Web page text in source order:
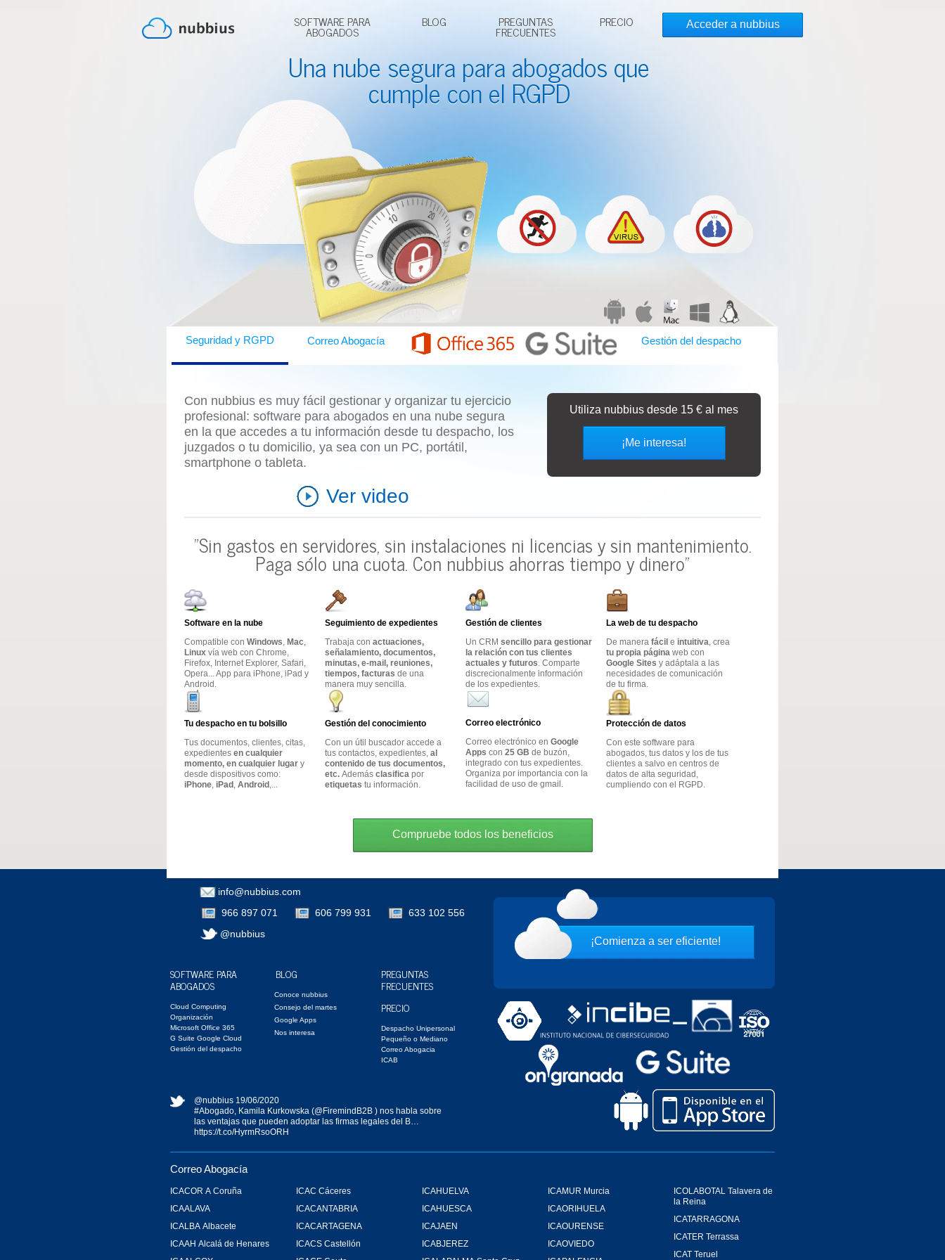
SOFTWARE PARA
ABOGADOS
BLOG PREGUNTAS
FRECUENTES
PRECIO Acceder a nubbius
Una nube segura paraabogadosque
cumple con el RGPD
Seguridad y RGPD Correo Abogacía Gestión del despacho
Con nubbius es muy fácil gestionar y organizar tu ejercicio
profesional: software para abogados en una nube segura
en la que accedes a tu información desde tu despacho, los
juzgados o tu domicilio, ya sea con un PC, portátil,
smartphone o tableta.
Ver video
Utiliza nubbius desde 15 € al mes
¡Me interesa!
"Sin gastos en servidores, sin instalaciones ni licencias y sin mantenimiento.
Paga sólo una cuota.Con nubbius ahorras tiempo y dinero"
Software en la nube
Compatible con Windows, Mac,
Linux vía web con Chrome,
Firefox, Internet Explorer, Safari,
Opera... App para iPhone, iPad y
Android.
Seguimiento de expedientes
Trabaja con actuaciones,
señalamiento, documentos,
minutas, e-mail, reuniones,
tiempos, facturas de una
manera muy sencilla.
Gestión de clientes
Un CRM sencillo para gestionar
la relación con tus clientes
actuales y futuros. Comparte
discrecionalmente información
de los expedientes.
La web de tu despacho
De manera fácil e intuitiva, crea
tu propia página web con
Google Sites y adáptala a las
necesidades de comunicación
de tu firma.
Tu despacho en tu bolsillo
Tus documentos, clientes, citas,
expedientes en cualquier
momento, en cualquier lugar y
desde dispositivos como:
iPhone, iPad , Android ,...
Gestión del conocimiento
Con un útil buscador accede a
tus contactos, expedientes, al
contenido de tus documentos,
etc. Además clasifica por
etiquetas tu información.
Correo electrónico
Correo electrónico en Google
Apps con 25 GB de buzón,
integrado con tus expedientes.
Organiza por importancia con la
facilidad de uso de gmail.
Protección de datos
Con este software para
abogados, tus datos y los de tus
clientes a salvo en centros de
datos de alta seguridad,
cumpliendo con el RGPD.
Compruebe todos los beneficios
info@nubbius.com
966 897 071
606 799 931
633 102 556
@nubbius
SOFTWARE PARA
ABOGADOS
Cloud Computing
Organización
Microsoft Office 365
G Suite Google Cloud
Gestión del despacho
BLOG
Conoce nubbius
Consejo del martes
Google Apps
Nos interesa
PREGUNTAS
FRECUENTES
PRECIO
Despacho Unipersonal
Pequeño o Mediano
Correo Abogacia
ICAB
@nubbius 19/06/2020
#Abogado, Kamila Kurkowska (@FiremindB2B ) nos habla sobre
las ventajas que pueden adoptar las firmas legales del B…
https://t.co/HyrmRsoORH
¡Comienza a ser eficiente!
Correo Abogacía
ICACOR A Coruña
ICAALAVA
ICALBA Albacete
ICAAH Alcalá de Henares
ICAC Cáceres
ICACANTABRIA
ICACARTAGENA
ICACS Castellón
ICAHUELVA
ICAHUESCA
ICAJAEN
ICABJEREZ
ICAMUR Murcia
ICAORIHUELA
ICAOURENSE
ICAOVIEDO
ICOLABOTAL Talavera de
la Reina
ICATARRAGONA
ICATER Terrassa
ICAT Teruel